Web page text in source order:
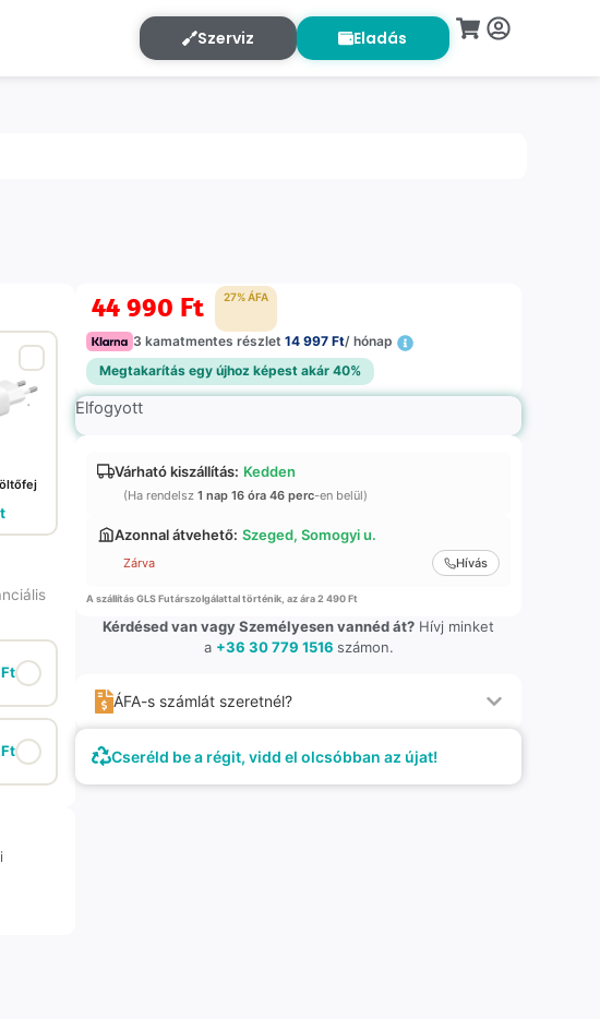
Szerviz Eladás
Ft
Ft
44 990 Ft 27% ÁFA
3 kamatmentes részlet14 997 Ft/ hónap
Megtakarítás egy újhoz képest akár 40%
Elfogyott
Várható kiszállítás: Kedden
(Ha rendelsz1 nap 16 óra 46 perc-en belül)
Azonnal átvehető: Szeged, Somogyi u.
Zárva Hívás
A szállítás GLS Futárszolgálattal történik, az ára 2 490 Ft
Kérdésed van vagy Személyesen vannéd át? Hívj minket
a +36 30 779 1516 számon.
ÁFA-s számlát szeretnél?
Cseréld be a régit, vidd el olcsóbban az újat!